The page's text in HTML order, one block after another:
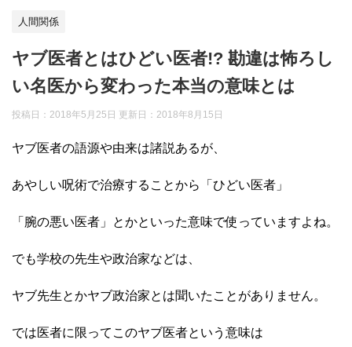
人間関係
ヤブ医者とはひどい医者!? 勘違は怖ろし
い名医から変わった本当の意味とは
投稿日：2018年5月25日 更新日： 2018年8月15日
ヤブ医者の語源や由来は諸説あるが、
あやしい呪術で治療することから「ひどい医者」
「腕の悪い医者」とかといった意味で使っていますよね。
でも学校の先生や政治家などは、
ヤブ先生とかヤブ政治家とは聞いたことがありません。
では医者に限ってこのヤブ医者という意味は